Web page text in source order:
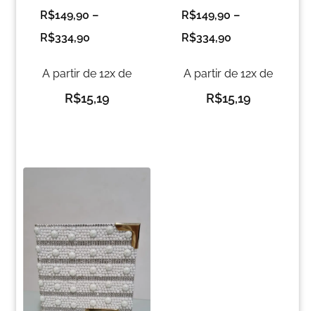
R$149,90 –
R$334,90
A partir de 12x de
R$15,19
R$149,90 –
R$334,90
A partir de 12x de
R$15,19